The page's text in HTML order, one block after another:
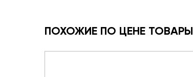
ПОХОЖИЕ ПО ЦЕНЕ ТОВАРЫ